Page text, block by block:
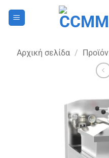
Αρχική σελίδα / Προϊόν